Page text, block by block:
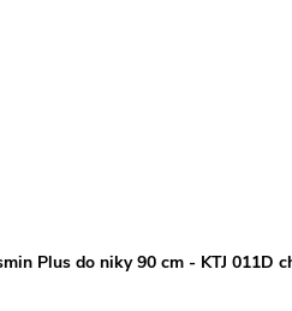
Plus do niky 90 cm - KTJ 011D